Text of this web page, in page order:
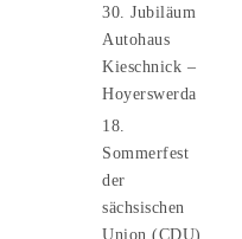
30. Jubiläum
Autohaus
Kieschnick –
Hoyerswerda
18.
Sommerfest
der
sächsischen
Union (CDU)